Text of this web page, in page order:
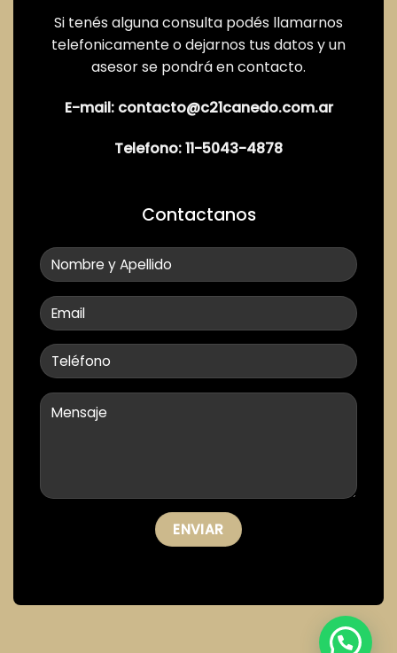
Sistema de seguridad
Aberturas doble vidrio
descripción son aproximadas, a solo título orientativo y no
Título respectivo y del Estado Parcelario.
Gabriel Canedo CSI 5981.
Si tenés alguna consulta podés llamarnos
telefonicamente o dejarnos tus datos y un
asesor se pondrá en contacto.
E-mail: contacto@c21canedo.com.ar
Telefono:11-5043-4878
Contactanos